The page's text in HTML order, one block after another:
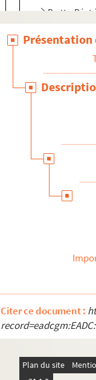
Bretty,
Brothier,
Brunetière,
Bucquoy,
Busson-
Byl, Arthur
Caillavet
Camoin,
Capello,
Cardot
Carré,
Carvalho,
Carvalho,
Champion,
Présentation
Citer ce document :
Plan du site